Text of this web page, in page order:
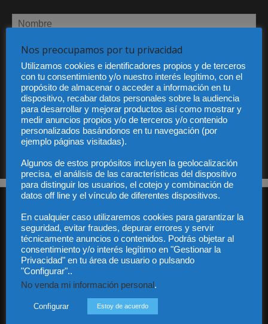
He leído y acepto la Política de privacidad
Sus datos serán incorporados a un fichero automatizado con el objeto exclusivo de dar
respuesta a su suscripción Dicho fichero es de titularidad exclusiva de LEXDIR GLOBAL
Audiencia y Publicidad
Quiénes somos
Privacidad
Contacto
Nos preocupamos por tu privacidad
Utilizamos cookies e identificadores propios y de terceros
con tu consentimiento y/o nuestro interés legítimo, con el
propósito de almacenar o acceder a información en tu
dispositivo, recabar datos personales sobre la audiencia
para desarrollar y mejorar productos así como mostrar y
medir anuncios propios y/o de terceros y/o contenido
personalizados basándonos en tu navegación (por
ejemplo páginas visitadas).
Algunos de estos propósitos incluyen la geolocalización
precisa, el análisis de las características del dispositivo
para distinguir los usuarios, el cotejo y combinación de
datos off line y el vínculo de diferentes dispositivos.
En cualquier caso utilizaremos cookies para garantizar la
seguridad, evitar fraudes, depurar errores y servir
técnicamente anuncios o contenidos. Podrás objetar al
consentimiento y/o interés legítimo en "Gestionar la
Privacidad" en tu área de usuario o pulsando
"Configurar"..
No venda mi información personal .
Configurar Estoy de acuerdo